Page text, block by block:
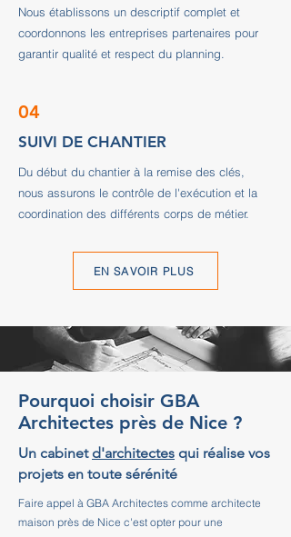
Nous établissons un descriptif complet et
coordonnons les entreprises partenaires pour
garantir qualité et respect du planning.
04
SUIVI DE CHANTIER
Du début du chantier à la remise des clés,
nous assurons le contrôle de l'exécution et la
coordination des différents corps de métier.
EN SAVOIR PLUS
Pourquoi choisir GBA
Architectes près de Nice ?
Un cabinet d'architectes qui réalise vos
projets en toute sérénité
Faire appel à GBA Architectes comme architecte
maison près de Nice c'est opter pour une